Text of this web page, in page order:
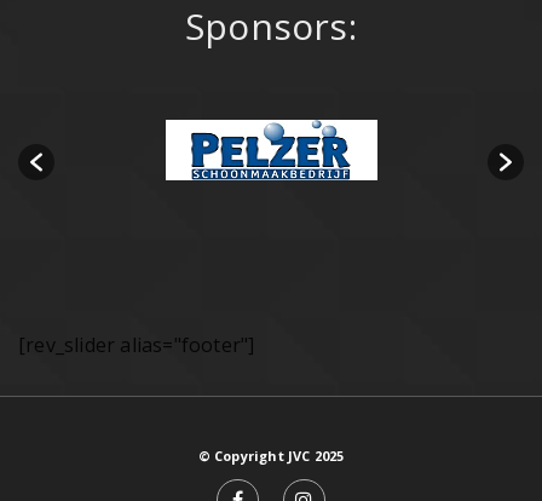
Sponsors:
[rev_slider alias="footer"]
© Copyright JVC 2025